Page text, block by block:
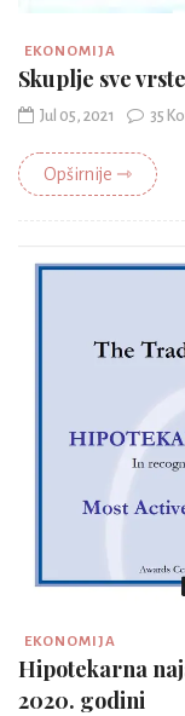
EKONOMIJA
Skuplje sve
Jul 05, 2021 35
Opširnije ⇾
EKONOMIJA
Hipotekarna
2020. godini